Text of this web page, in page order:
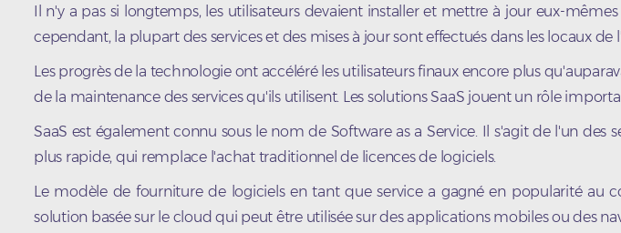
Il n'y a pas si longtemps, les utilisateurs devaient installer et mettre à jour eux-
cependant, la plupart des services et des mises à jour sont effectués dans les locaux de
Les progrès de la technologie ont accéléré les utilisateurs finaux encore plus
de la maintenance des services qu'ils utilisent. Les solutions SaaS jouent un rôle
SaaS est également connu sous le nom de Software as a Service. Il s'agit de l'un des
plus rapide, qui remplace l'achat traditionnel de licences de logiciels.
Le modèle de fourniture de logiciels en tant que service a gagné en popularité au
solution basée sur le cloud qui peut être utilisée sur des applications mobiles ou des